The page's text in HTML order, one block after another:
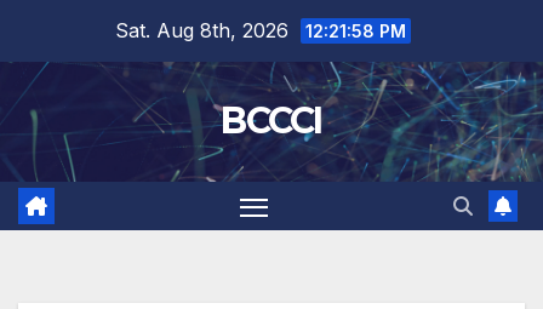
content
Sat. Aug 8th, 2026 12:21:59 PM
BCCCI